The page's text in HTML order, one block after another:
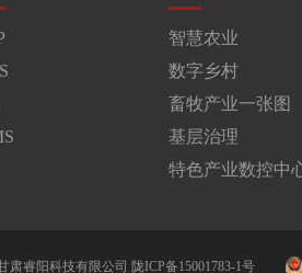
智慧农业
数字乡村
畜牧产业一张图
基层治理
特色产业数控中
肃睿阳科技有限公司 陇ICP备15001783-1号